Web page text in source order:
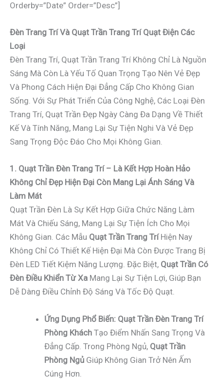
Orderby=”date” Order=”desc”]
Đèn Trang Trí Và Quạt Trần Trang Trí Quạt Điện Các
Loại
Đèn Trang Trí, Quạt Trần Trang Trí Không Chỉ Là Nguồn
Sáng Mà Còn Là Yếu Tố Quan Trọng Tạo Nên Vẻ Đẹp
Và Phong Cách Hiện Đại Đẳng Cấp Cho Không Gian
Sống. Với Sự Phát Triển Của Công Nghệ, Các Loại Đèn
Trang Trí, Quạt Trần Đẹp Ngày Càng Đa Dạng Về Thiết
Kế Và Tính Năng, Mang Lại Sự Tiện Nghi Và Vẻ Đẹp
Sang Trọng Độc Đáo Cho Mọi Không Gian.
1. Quạt Trần Đèn Trang Trí – Là Kết Hợp Hoàn Hảo
Không Chỉ Đẹp Hiện Đại Còn Mang Lại Ánh Sáng Và
Làm Mát
Quạt Trần Đèn Là Sự Kết Hợp Giữa Chức Năng Làm
Mát Và Chiếu Sáng, Mang Lại Sự Tiện Ích Cho Mọi
Không Gian. Các Mẫu Quạt Trần Trang TríHiện Nay
Không Chỉ Có Thiết Kế Hiện Đại Mà Còn Được Trang Bị
Đèn LED Tiết Kiệm Năng Lượng. Đặc Biệt, Quạt Trần Có
Đèn Điều Khiển Từ Xa Mang Lại Sự Tiện Lợi, Giúp Bạn
Dễ Dàng Điều Chỉnh Độ Sáng Và Tốc Độ Quạt.
Ứng Dụng Phổ Biến: Quạt Trần Đèn Trang Trí
Phòng Khách Tạo Điểm Nhấn Sang Trọng Và
Đẳng Cấp. Trong Phòng Ngủ, Quạt Trần
Phòng Ngủ Giúp Không Gian Trở Nên Ấm
Cúng Hơn.